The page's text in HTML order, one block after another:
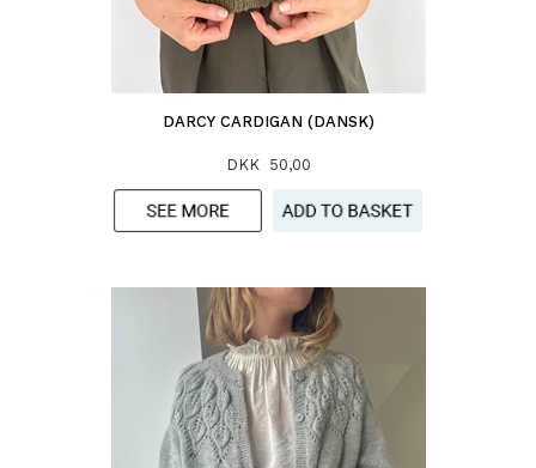
DARCY CARDIGAN (DANSK)
DKK 50,00